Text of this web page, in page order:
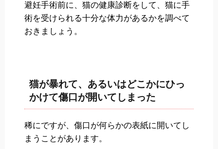
避妊手術前に、猫の健康診断をして、猫に手
術を受けられる十分な体力があるかを調べて
おきましょう。
猫が暴れて、あるいはどこかにひっ
かけて傷口が開いてしまった
稀にですが、傷口が何らかの表紙に開いてし
まうことがあります。